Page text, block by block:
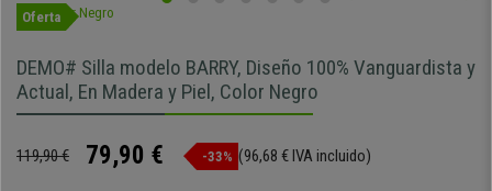
Oferta
DEMO# Silla modelo BARRY, Diseño 100% Vanguardista y
Actual, En Madera y Piel, Color Negro
119,90 € 79,90 € -33% (96,68 € IVA incluido)